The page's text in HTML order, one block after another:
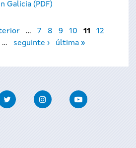
Galicia (PDF)
… 7 8 9 10 11
12
… seguinte › última »
Twitter InstagramYoutube